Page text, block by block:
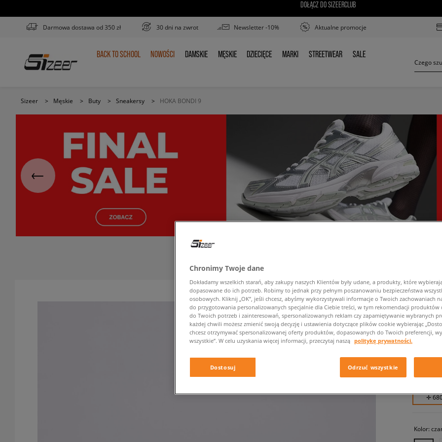
DOŁĄCZ DO SIZEERCLUB
Darmowa dostawa od 350 zł 30 dni na zwrot Newsletter -10% Aktualne promocje
BACK
BACK TO SCHOOL NOWOŚCI
NOWOŚCI DAMSKIE
DAMSKIE MĘSKIE
MĘSKIE DZIECIĘCE
DZIECIĘCE MARKI
MARKI STREETWEAR
STREETWEAR SALE
SALE
Sizeer > Męskie > Buty > Sneakersy > HOKA BONDI 9
HOKA
męskie,
799,99 zł
✛
Kolor:
Chronimy Twoje dane
Dokładamy wszelkich starań, aby zakupy naszych Klientów były udane, a produkty, które
dopasowane do ich potrzeb. Robimy to jednak przy pełnym poszanowaniu bezpieczeństwa
osobowych. Kliknij „OK”, jeśli chcesz, abyśmy wykorzystywali informacje o Twoich zachowaniach
do przygotowania personalizowanych specjalnie dla Ciebie treści, w tym rekomendacji produktów
do Twoich potrzeb i zainteresowań, spersonalizowanych reklam czy zapamiętywanie wybranych
każdej chwili możesz zmienić swoją decyzję i ustawienia dotyczące plików cookie wybierając
chcesz otrzymywać spersonalizowanej oferty produktów, dopasowanych do Twoich preferencji,
wszystkie”. W celu uzyskania więcej informacji, przeczytaj naszą politykę prywatności.
Dostosuj Odrzuć wszystkie